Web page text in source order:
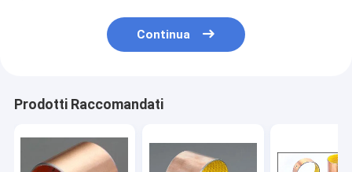
Continua
Prodotti Raccomandati